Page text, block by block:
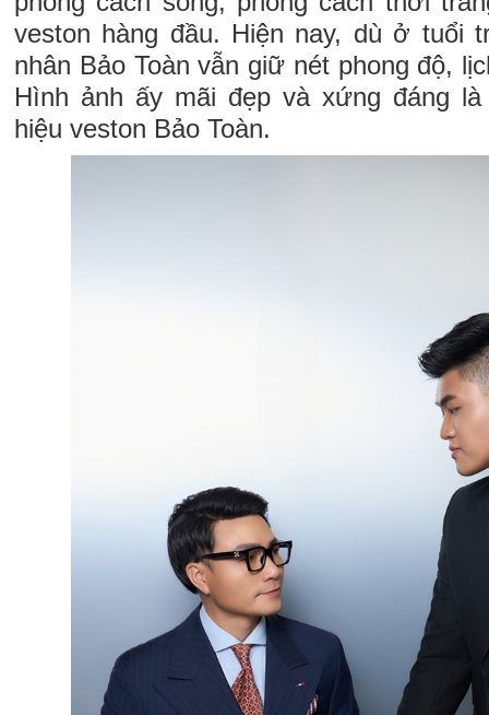
veston hàng đầu. Hiện nay, dù ở tuổi
nhân Bảo Toàn vẫn giữ nét phong độ,
Hình ảnh ấy mãi đẹp và xứng đáng
hiệu veston Bảo Toàn.